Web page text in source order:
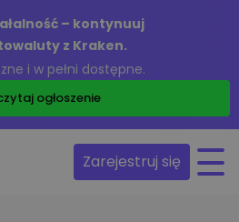
– kontynuuj
z Kraken.
i w pełni dostępne.
ogłoszenie
Zarejestruj się